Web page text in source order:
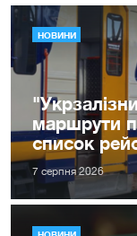
НОВИНИ
маршрути
список
7 серпня 2026